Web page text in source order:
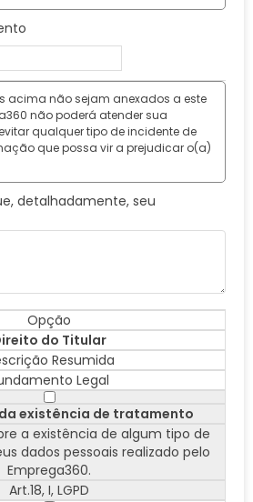
acima não sejam anexados a este
não poderá atender sua
qualquer tipo de incidente de
que possa vir a prejudicar o(a)
detalhadamente, seu
Opção
do Titular
Resumida
Legal
existência de tratamento
a existência de algum tipo de
dados pessoais realizado pelo
Emprega360.
Art.18, I, LGPD